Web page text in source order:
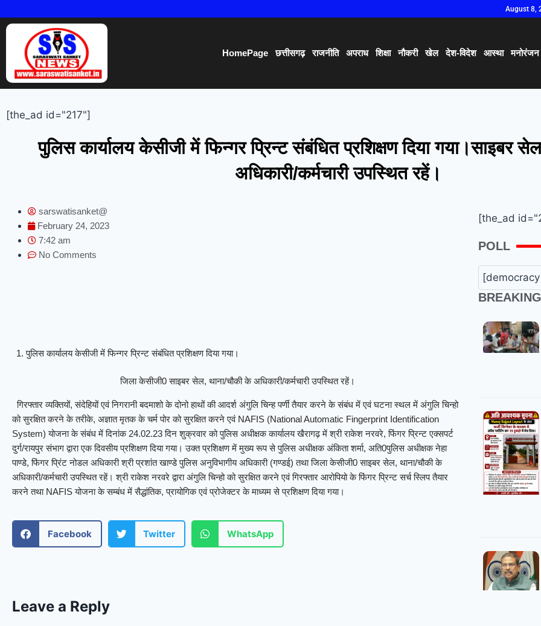
August 8,
HomePage छत्तीसगढ़ राजनीति अपराध शिक्षा नौकरी खेल देश-विदेश आस्था मनोरंजन
[the_ad id="217"]
पुलिस कार्यालय केसीजी में फिन्गर प्रिन्ट संबंधित प्रशिक्षण दिया गया।साइबर
अधिकारी/कर्मचारी उपस्थित रहें।
sarswatisanket@
February 24, 2023
7:42 am
No Comments
पुलिस कार्यालय केसीजी में फिन्गर प्रिन्ट संबंधित प्रशिक्षण दिया गया।
जिला केसीजी0 साइबर सेल, थाना/चौकी के अधिकारी/कर्मचारी उपस्थित रहें।
गिरफ्तार व्यक्तियों, संदेहियों एवं निगरानी बदमाशो के दोनो हाथों की आदर्श अंगुलि चिन्ह पर्णी तैयार करने के संबंध में एवं घटना स्थल में अंगुलि चिन्हो
को सुरक्षित करने के तरीके, अज्ञात मृतक के चर्म पोर को सुरक्षित करने एवं NAFIS (National Automatic Fingerprint Identification
System) योजना के संबंध में दिनांक 24.02.23 दिन शुक्रवार को पुलिस अधीक्षक कार्यालय खैरागढ़ में श्री राकेश नरवरे, फिंगर प्रिन्ट एक्सपर्ट
दुर्ग/रायपुर संभाग द्वारा एक दिवसीय प्रशिक्षण दिया गया। उक्त प्रशिक्षण में मुख्य रूप से पुलिस अधीक्षक अंकिता शर्मा, अति0पुलिस अधीक्षक नेहा
पाण्डे, फिंगर प्रिंट नोडल अधिकारी श्री प्रशांत खाण्डे पुलिस अनुविभागीय अधिकारी (गण्डई) तथा जिला केसीजी0 साइबर सेल, थाना/चौकी के
अधिकारी/कर्मचारी उपस्थित रहें। श्री राकेश नरवरे द्वारा अंगुलि चिन्हो को सुरक्षित करने एवं गिरफ्तार आरोपियो के फिंगर प्रिन्ट सर्च स्लिप तैयार
करने तथा NAFIS योजना के सम्बंध में सैद्धांतिक, प्रायोगिक एवं प्रोजेक्टर के माध्यम से प्रशिक्षण दिया गया।
Facebook Twitter WhatsApp
Leave a Reply
[the_ad
POLL